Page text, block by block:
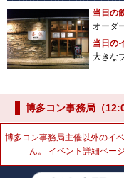
当日の
オーダ
当日の
大きな
博多コン事務局（
博多コン事務局主催以外のイ
ん。 イベント詳細ペー